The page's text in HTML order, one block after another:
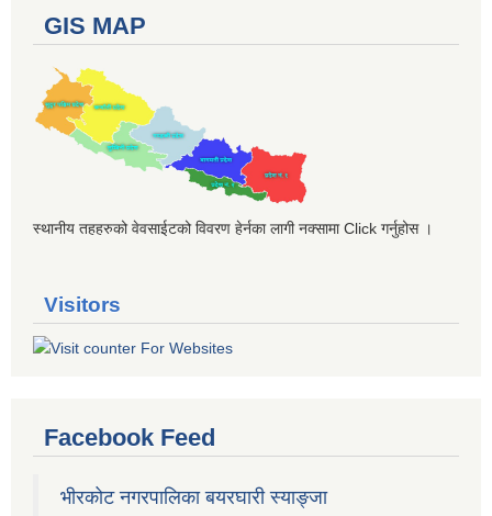
GIS MAP
स्थानीय तहहरुको वेवसाईटको विवरण हेर्नका लागी नक्सामा Click गर्नुहोस ।
Visitors
Facebook Feed
भीरकोट नगरपालिका बयरघारी स्याङ्जा